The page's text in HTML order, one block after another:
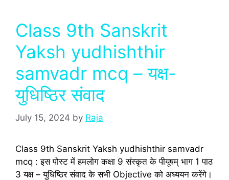
Class 9th Sanskrit
Yaksh yudhishthir
samvadr mcq – यक्ष-
युधिष्ठिर संवाद
July 15, 2024 by Raja
Class 9th Sanskrit Yaksh yudhishthir samvadr
mcq : इस पोस्‍ट में हमलोग कक्षा 9 संस्‍कृत के पीयूषम् भाग 1 पाठ
3 यक्ष – युधिष्ठिर संवाद के सभी Objective को अध्‍ययन करेंगे।